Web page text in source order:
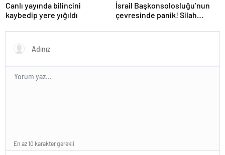
Canlı yayında bilincini
kaybedip yere yığıldı
İsrail Başkonsolosluğu’nun
çevresinde panik! Silah
açıklama geldi
En az 10 karakter gerekli